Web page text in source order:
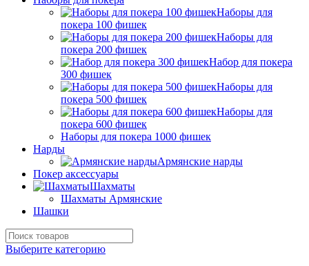
Наборы для
покера 100 фишек
Наборы для
покера 200 фишек
Набор для покера
300 фишек
Наборы для
покера 500 фишек
Наборы для
покера 600 фишек
Наборы для покера 1000 фишек
Нарды
Армянские нарды
Покер аксессуары
Шахматы
Шахматы Армянские
Шашки
Выберите категорию